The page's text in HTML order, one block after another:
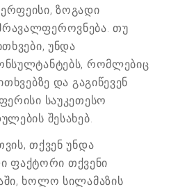
ზოგადი
თუ
უნდა
რომლებიც
და გაგიწევენ
საუკეთესო
შესახებ.
თქვენ უნდა
თქვენი
ხოლო სილამაზის